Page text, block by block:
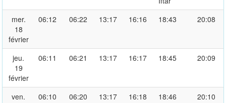
mer.
18
février
06:12 06:22 13:17 16:16 18:43 20:08
jeu.
19
février
06:11 06:21 13:17 16:17 18:45 20:09
ven.
06:10 06:20 13:17 16:18 18:46 20:10